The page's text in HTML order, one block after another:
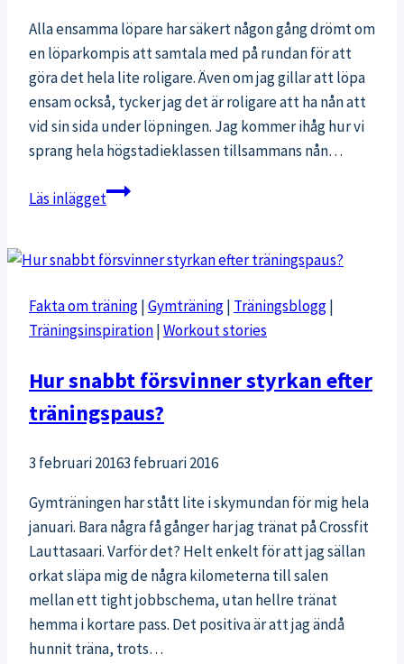
Alla ensamma löpare har säkert någon gång drömt om
en löparkompis att samtala med på rundan för att
göra det hela lite roligare. Även om jag gillar att löpa
ensam också, tycker jag det är roligare att ha nån att
vid sin sida under löpningen. Jag kommer ihåg hur vi
sprang hela högstadieklassen tillsammans nån…
Läs inläggetFå
löpningen
löp
i
Fakta om träning|Gymträning| Träningsblogg|
Träningsinspiration|Workout stories
Hur snabbt försvinner styrkan efter
träningspaus?
3 februari 20163 februari 2016
Gymträningen har stått lite i skymundan för mig hela
januari. Bara några få gånger har jag tränat på Crossfit
Lauttasaari. Varför det? Helt enkelt för att jag sällan
orkat släpa mig de några kilometerna till salen
mellan ett tight jobbschema, utan hellre tränat
hemma i kortare pass. Det positiva är att jag ändå
hunnit träna, trots…